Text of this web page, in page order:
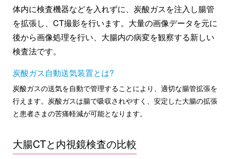
体内に検査機器などを入れずに、炭酸ガスを注入し腸管
を拡張し、CT撮影を行います。大量の画像データを元に
後から画像処理を行い、大腸内の病変を観察する新しい
検査法です。
炭酸ガス自動送気装置とは?
炭酸ガスの送気を自動で管理することにより、適切な腸管拡張を
行えます。炭酸ガスは腸で吸収されやすく、安定した大腸の拡張
と患者さまの苦痛軽減が可能となります。
大腸CTと内視鏡検査の比較